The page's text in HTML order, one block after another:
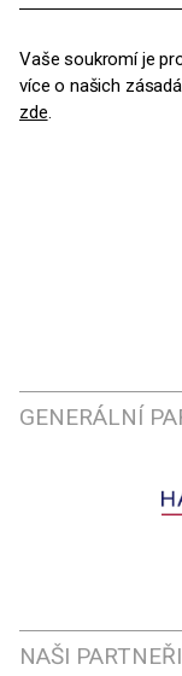
Vaše soukromí je
více o našich
zde.
GENERÁLNÍ
NAŠI PARTNEŘI